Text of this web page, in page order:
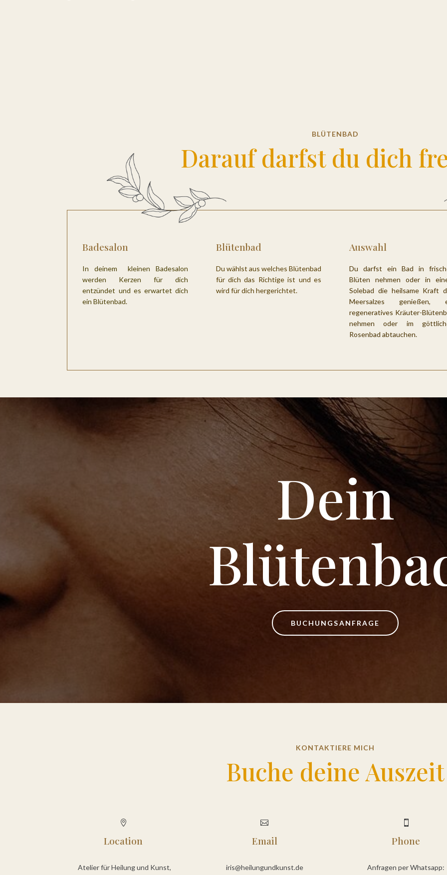
BLÜTENBAD
Darauf darfst du dich
Badesalon
In deinem kleinen Badesalon
werden Kerzen für dich
entzündet und es erwartet dich
ein Blütenbad.
Blütenbad
Du wählst aus welches Blütenbad
für dich das Richtige ist und es
wird für dich hergerichtet.
Auswahl
Du darfst ein Bad in
Blüten nehmen oder in
Solebad die heilsame Kraft
Meersalzes genießen,
regeneratives Kräuter-
nehmen oder im
Rosenbad abtauchen.
Dein
BUCHUNGSANFRAGE
KONTAKTIERE MICH
Buche deine Auszeit

Location
Atelier für Heilung und Kunst,

Email
iris@heilungundkunst.de

Phone
Anfragen per Whatsapp: